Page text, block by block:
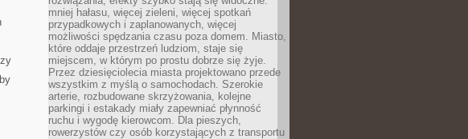
mniej hałasu, więcej zieleni, więcej spotkań
przypadkowych i zaplanowanych, więcej
możliwości spędzania czasu poza domem. Miasto,
które oddaje przestrzeń ludziom, staje się
miejscem, w którym po prostu dobrze się żyje.
Przez dziesięciolecia miasta projektowano przede
wszystkim z myślą o samochodach. Szerokie
arterie, rozbudowane skrzyżowania, kolejne
parkingi i estakady miały zapewniać płynność
ruchu i wygodę kierowcom. Dla pieszych,
rowerzystów czy osób korzystających z transportu